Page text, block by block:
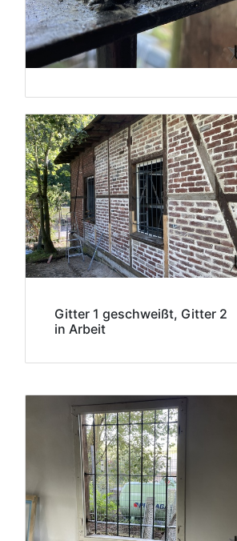
Gitter 1 geschweißt, Gitter 2
in Arbeit